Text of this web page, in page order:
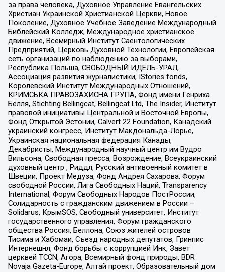
за права человека, Духовное Управление Евангельских
Христиан Украинской Христианской Церкви, Новое
Поколение, Духовное Учебное Заведение Международный
Библейский Колледж, Международное христианское
движение, Всемирный Институт Саентологических
Предприятий, Церковь Духовной Технологии, Европейская
сеть организаций по наблюдению за выборами,
Республика Польша, СВОБОДНЫЙ ИДЕЛЬ-УРАЛ,
Ассоциация развития журналистики, IStories fonds,
Королевский Институт Международных Отношений,
КРИМСЬКА ПРАВОЗАХИСНА ГРУПА, Фонд имени Генриха
Бёлля, Stichting Bellingcat, Bellingcat Ltd, The Insider, Институт
правовой инициативы Центральной и Восточной Европы,
Фонд Открытой Эстонии, Calvert 22 Foundation, Канадский
украинский конгресс, Институт Макдональда-Лорье,
Украинская национальная федерация Канады,
Декабристы, Международный научный центр им Вудро
Вильсона, Свободная пресса, Возрождение, Всеукраинский
духовный центр , Риддл, Русский антивоенный комитет в
Швеции, Проект Медуза, Фонд Андрея Сахарова, Форум
свободной России, Лига Свободных Наций, Transparеncy
International, Форум Свободных Народов ПостРоссии,
Солидарность с гражданским движением в России –
Solidarus, КрымSOS, Свободный университет, Институт
государственного управления, Форум гражданского
общества Россия, Беллона, Союз жителей островов
Тисима и Хабомаи, Съезд народных депутатов, Гринпис
Интернешнл, Фонд борьбы с коррупцией Инк, Завет
церквей TCCN, Агора, Всемирный фонд природы, BDR
Novaja Gazeta-Europe, Алтай проект, Образовательный дом